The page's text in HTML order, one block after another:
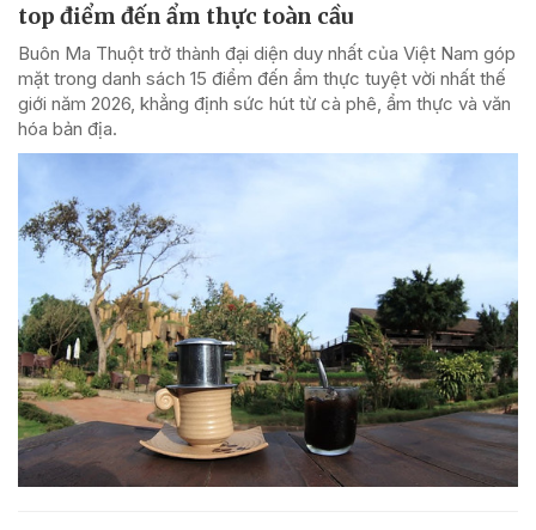
top điểm đến ẩm thực toàn cầu
Buôn Ma Thuột trở thành đại diện duy nhất của Việt Nam góp
mặt trong danh sách 15 điểm đến ẩm thực tuyệt vời nhất thế
giới năm 2026, khẳng định sức hút từ cà phê, ẩm thực và văn
hóa bản địa.